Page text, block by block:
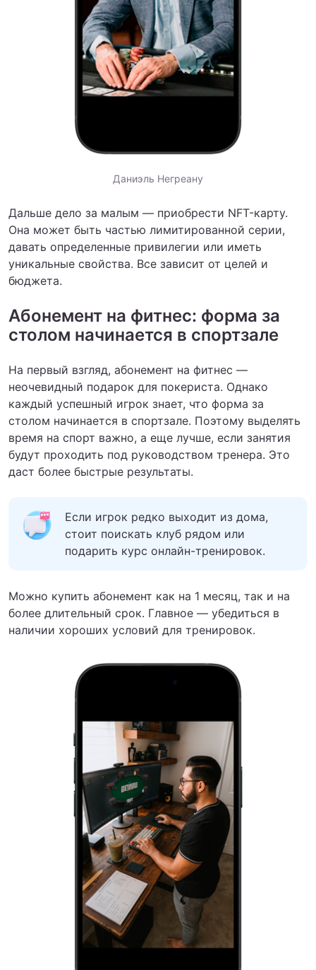
Даниэль Негреану
Дальше дело за малым — приобрести NFT-карту.
Она может быть частью лимитированной серии,
давать определенные привилегии или иметь
уникальные свойства. Все зависит от целей и
бюджета.
Абонемент на фитнес: форма за
столом начинается в спортзале
На первый взгляд, абонемент на фитнес —
неочевидный подарок для покериста. Однако
каждый успешный игрок знает, что форма за
столом начинается в спортзале. Поэтому выделять
время на спорт важно, а еще лучше, если занятия
будут проходить под руководством тренера. Это
даст более быстрые результаты.
Если игрок редко выходит из дома,
стоит поискать клуб рядом или
подарить курс онлайн-тренировок.
Можно купить абонемент как на 1 месяц, так и на
более длительный срок. Главное — убедиться в
наличии хороших условий для тренировок.